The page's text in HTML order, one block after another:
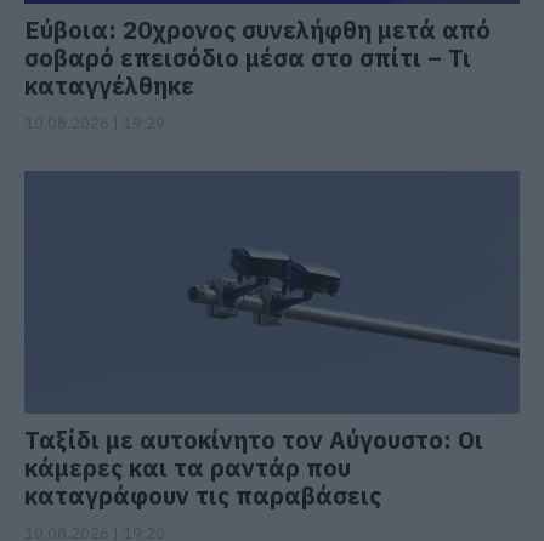
Εύβοια: 20χρονος συνελήφθη μετά από
σοβαρό επεισόδιο μέσα στο σπίτι – Τι
καταγγέλθηκε
Ταξίδι με αυτοκίνητο τον Αύγουστο: Οι
κάμερες και τα ραντάρ που
καταγράφουν τις παραβάσεις